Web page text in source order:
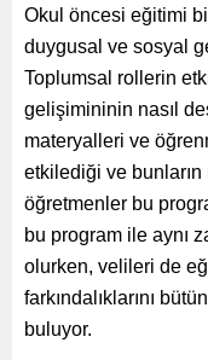
Okul öncesi eğitimi
duygusal ve sosyal
Toplumsal rollerin
gelişimininin nasıl
materyalleri ve
etkilediği ve
öğretmenler bu
bu program ile aynı
olurken, velileri de
farkındalıklarını
buluyor.